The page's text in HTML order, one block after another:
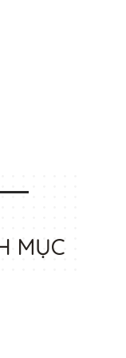
MỤC